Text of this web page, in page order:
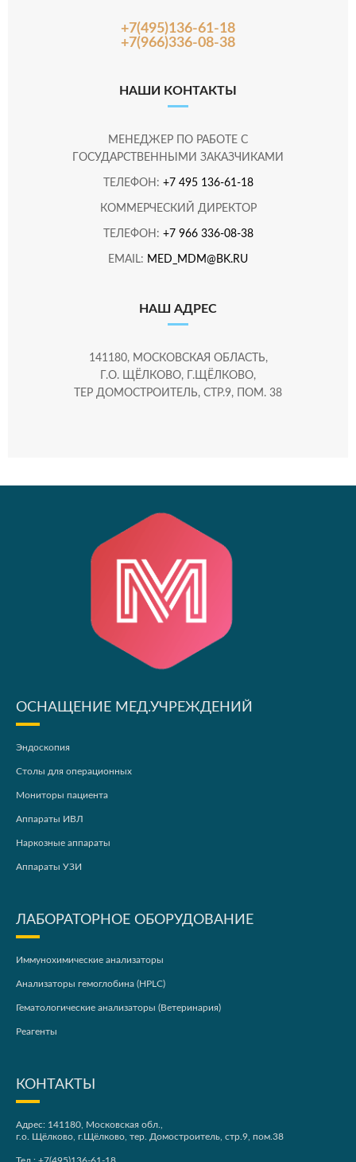
+7(495)136-61-18
+7(966)336-08-38
НАШИ КОНТАКТЫ
МЕНЕДЖЕР ПО РАБОТЕ С
ГОСУДАРСТВЕННЫМИ ЗАКАЗЧИКАМИ
ТЕЛЕФОН: +7 495 136-61-18
КОММЕРЧЕСКИЙ ДИРЕКТОР
ТЕЛЕФОН: +7 966 336-08-38
EMAIL: MED_MDM@BK.RU
НАШ АДРЕС
141180, МОСКОВСКАЯ ОБЛАСТЬ,
Г.О. ЩЁЛКОВО, Г.ЩЁЛКОВО,
ТЕР ДОМОСТРОИТЕЛЬ, СТР.9, ПОМ. 38
ОСНАЩЕНИЕ МЕД.УЧРЕЖДЕНИЙ
Эндоскопия
Столы для операционных
Мониторы пациента
Аппараты ИВЛ
Наркозные аппараты
Аппараты УЗИ
ЛАБОРАТОРНОЕ ОБОРУДОВАНИЕ
Иммунохимические анализаторы
Анализаторы гемоглобина (HPLC)
Гематологические анализаторы (Ветеринария)
Реагенты
КОНТАКТЫ
Адрес: 141180, Московская обл.,
г.о. Щёлково, г.Щёлково, тер. Домостроитель, стр.9, пом.38